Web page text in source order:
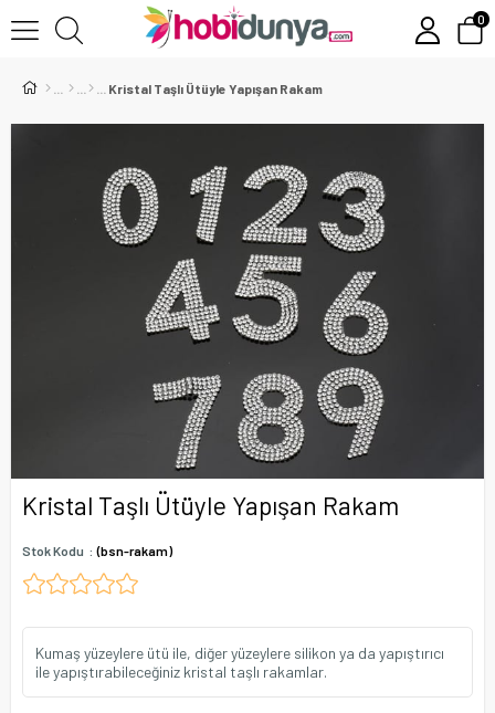
0
Kristal Taşlı Ütüyle Yapışan Rakam
Kristal Taşlı Ütüyle Yapışan Rakam
Stok Kodu (bsn-rakam)
Kumaş yüzeylere ütü ile, diğer yüzeylere silikon ya da yapıştırıcı
ile yapıştırabileceğiniz kristal taşlı rakamlar.